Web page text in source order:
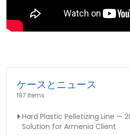
ケースとニュース
197 Items
Hard Plastic Pelletizing Line —
Solution for Armenia Client